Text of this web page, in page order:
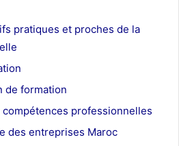
pratiques et proches de la
de formation
professionnelles
des entreprises Maroc